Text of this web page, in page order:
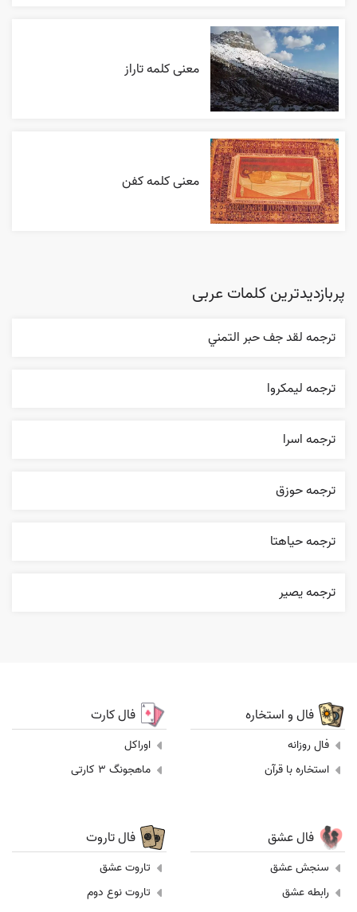
معنی کلمه تاراز
معنی کلمه کفن
پربازدیدترین کلمات عربی
ترجمه لقد جف حبر التمني
ترجمه ليمکروا
ترجمه اسرا
ترجمه حوزق
ترجمه حياهتا
ترجمه یصیر
فال و استخاره
فال روزانه
استخاره با قرآن
فال کارت
اوراکل
ماهجونگ 3 کارتی
فال عشق
سنجش عشق
رابطه عشق
فال تاروت
تاروت عشق
تاروت نوع دوم